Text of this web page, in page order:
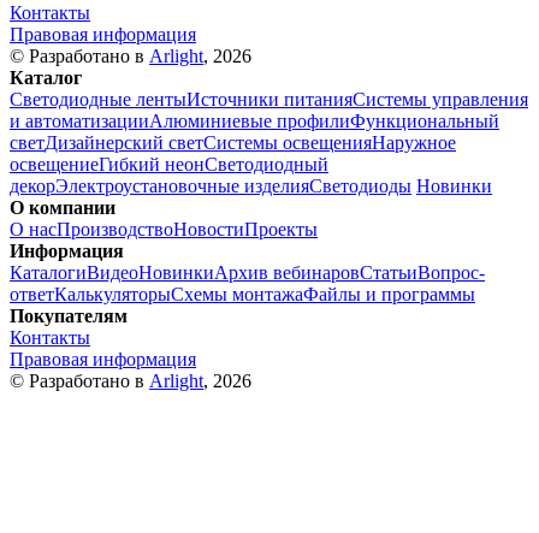
Контакты
Правовая информация
© Разработано в Arlight, 2026
Каталог
Светодиодные лентыИсточники питанияСистемы управления
и автоматизацииАлюминиевые профилиФункциональный
светДизайнерский светСистемы освещенияНаружное
освещениеГибкий неонСветодиодный
декорЭлектроустановочные изделияСветодиоды Новинки
О компании
О насПроизводствоНовостиПроекты
Информация
КаталогиВидеоНовинкиАрхив вебинаровСтатьиВопрос-
ответКалькуляторыСхемы монтажаФайлы и программы
Покупателям
Контакты
Правовая информация
© Разработано в Arlight, 2026